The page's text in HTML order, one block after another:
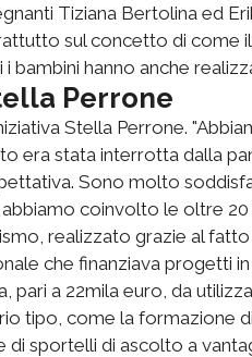
Tiziana Bertolina ed
sul concetto di come
bambini hanno anche
Perrone
Stella Perrone.
era stata interrotta dalla
Sono molto
coinvolto le oltre
realizzato grazie al
che finanziava progetti
pari a 22mila euro, da
tipo, come la formazione
di sportelli di ascolto a